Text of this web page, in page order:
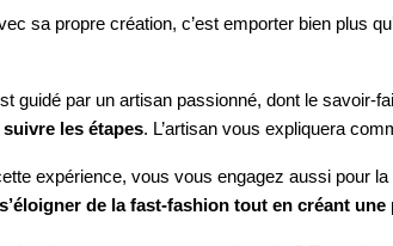
sa propre création, c’est emporter bien plus
guidé par un artisan passionné, dont le savoir-
les étapes. L’artisan vous expliquera
expérience, vous vous engagez aussi pour
s’éloigner de la fast-fashion tout en créant une